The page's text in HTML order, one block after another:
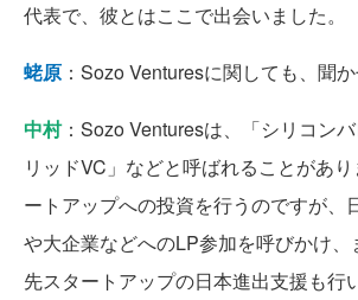
代表で、彼とはここで出会いました。
蛯原 ：Sozo Venturesに関しても、聞か
中村：Sozo Venturesは、「シリコン
リッドVC」などと呼ばれることがあ
ートアップへの投資を行うのですが、
や大企業などへのLP参加を呼びかけ、
先スタートアップの日本進出支援も行